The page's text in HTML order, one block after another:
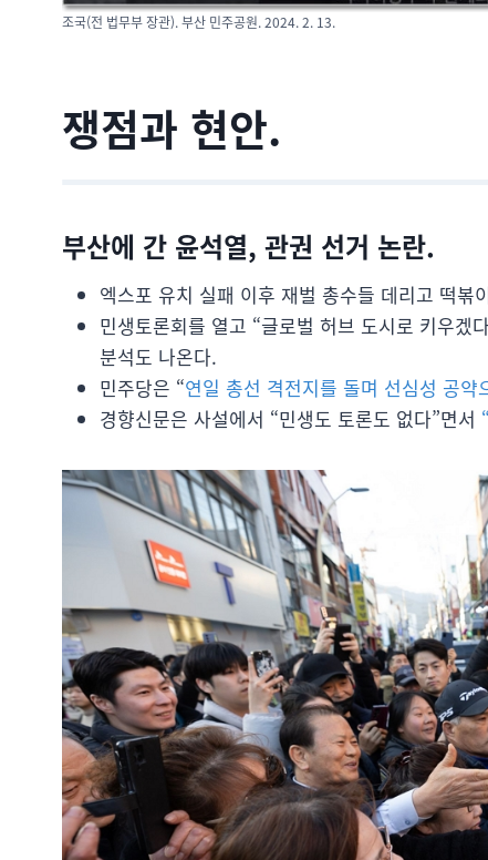
조국(전 법무부 장관). 부산 민주공원. 2024. 2. 13.
쟁점과 현안.
부산에 간 윤석열, 관권 선거 논란.
엑스포 유치 실패 이후 재벌 총수들 데리고 떡볶
민생토론회를 열고 “글로벌 허브 도시로 키우겠
분석도 나온다.
민주당은 “연일 총선 격전지를 돌며 선심성 공
경향신문은 사설에서 “민생도 토론도 없다”면서